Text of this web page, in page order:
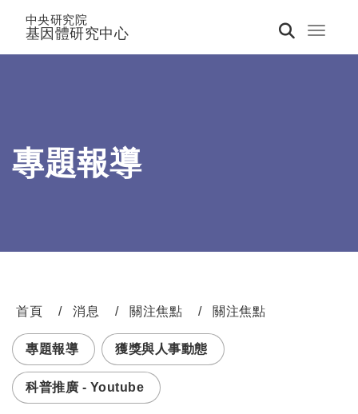
Toggle
中央研究院
基因體研究中心
專題報導
首頁 消息 關注焦點
關注焦點
專題報導
獲獎與人事動態
科普推廣 - Youtube